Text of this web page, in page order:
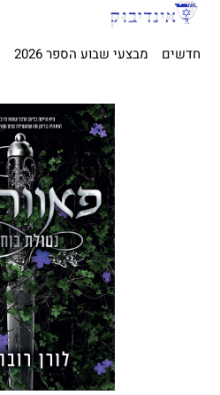
חדשים מבצעי שבוע הספר 2026